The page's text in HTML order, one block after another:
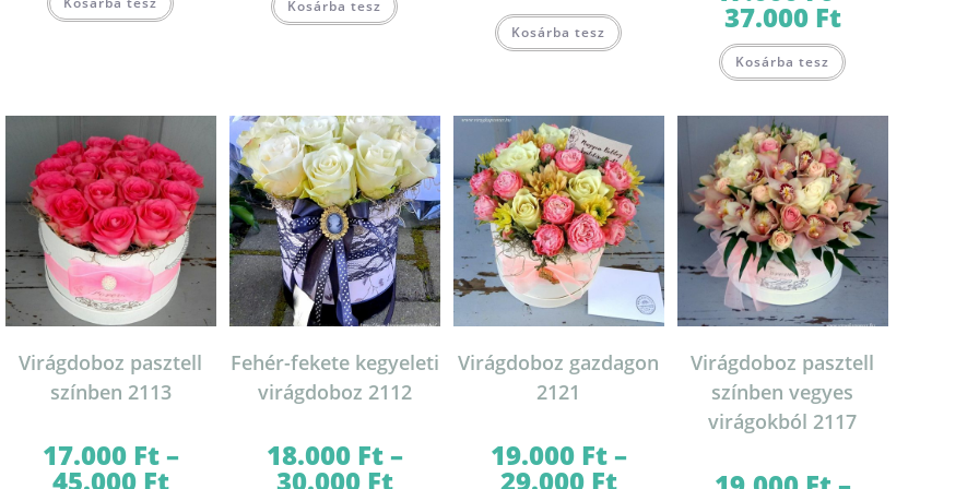
a
a
termékoldalon
választhatók
ki
Kosárba tesz a
a
termékoldalon
választhatók
ki
30.000 Ft
Kosárba tesz a
A
a
termékoldalon
választhatók
ki
37.000 FtÁrtartomány:
17.000 Ft
37.000 Ft
Kosárba tesz a
változatok
a
termékoldalon
választhatók
ki
Virágdoboz pasztell
színben 2113
17.000 Ft–
45.000 FtÁrtartomány:
Fehér-fekete kegyeleti
virágdoboz 2112
18.000 Ft–
30.000 FtÁrtartomány:
Virágdoboz gazdagon
2121
19.000 Ft–
29.000 FtÁrtartomány:
Virágdoboz pasztell
színben vegyes
virágokból 2117